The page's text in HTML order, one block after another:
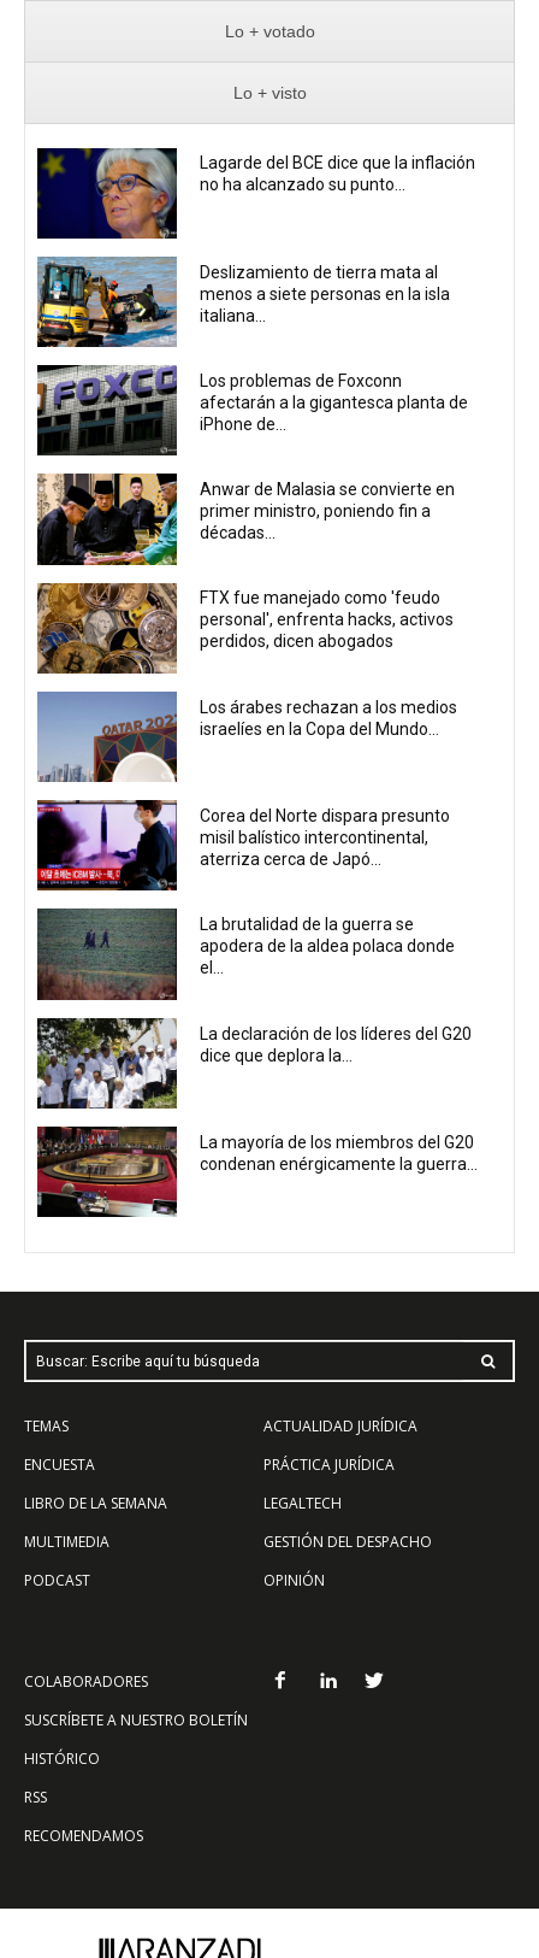
Lo + votado
Lo + visto
Lagarde del BCE dice que la inflación
no ha alcanzado su punto...
Deslizamiento de tierra mata al
menos a siete personas en la isla
italiana...
Los problemas de Foxconn
afectarán a la gigantesca planta de
iPhone de...
Anwar de Malasia se convierte en
primer ministro, poniendo fin a
décadas...
FTX fue manejado como 'feudo
personal', enfrenta hacks, activos
perdidos, dicen abogados
Los árabes rechazan a los medios
israelíes en la Copa del Mundo...
Corea del Norte dispara presunto
misil balístico intercontinental,
aterriza cerca de Japó...
La brutalidad de la guerra se
apodera de la aldea polaca donde
el...
La declaración de los líderes del G20
dice que deplora la...
La mayoría de los miembros del G20
condenan enérgicamente la guerra...
Buscar: Escribe aquí tu búsqueda
TEMAS
ENCUESTA
LIBRO DE LA SEMANA
MULTIMEDIA
PODCAST
ACTUALIDAD JURÍDICA
PRÁCTICA JURÍDICA
LEGALTECH
GESTIÓN DEL DESPACHO
OPINIÓN
COLABORADORES
SUSCRÍBETE A NUESTRO BOLETÍN
HISTÓRICO
RSS
RECOMENDAMOS